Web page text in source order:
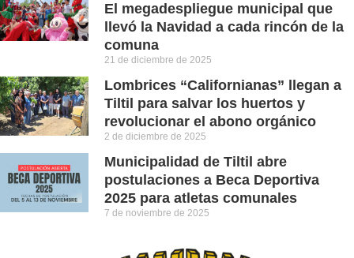
El megadespliegue municipal que
llevó la Navidad a cada rincón de la
comuna
21 de diciembre de 2025
Lombrices “Californianas” llegan a
Tiltil para salvar los huertos y
revolucionar el abono orgánico
2 de diciembre de 2025
Municipalidad de Tiltil abre
postulaciones a Beca Deportiva
2025 para atletas comunales
7 de noviembre de 2025